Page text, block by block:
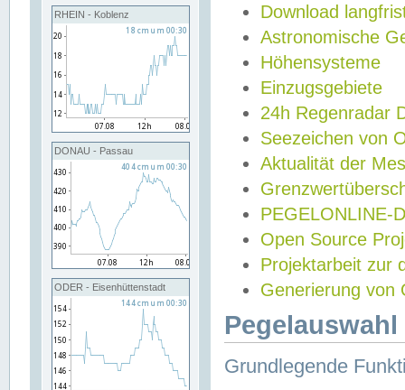
RHEIN - Koblenz
DONAU - Passau
ODER - Eisenhüttenstadt
Download
Astronomische
Höhensysteme
Einzugsgebiete
24h Regenradar
Seezeichen von
Aktualität der
PEGELONLINE-
Open Source
Projektarbeit zur
Generierung von
Grundlegende